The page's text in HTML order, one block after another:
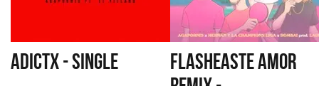
ADICTX - SINGLE
FLASHEASTE AMOR